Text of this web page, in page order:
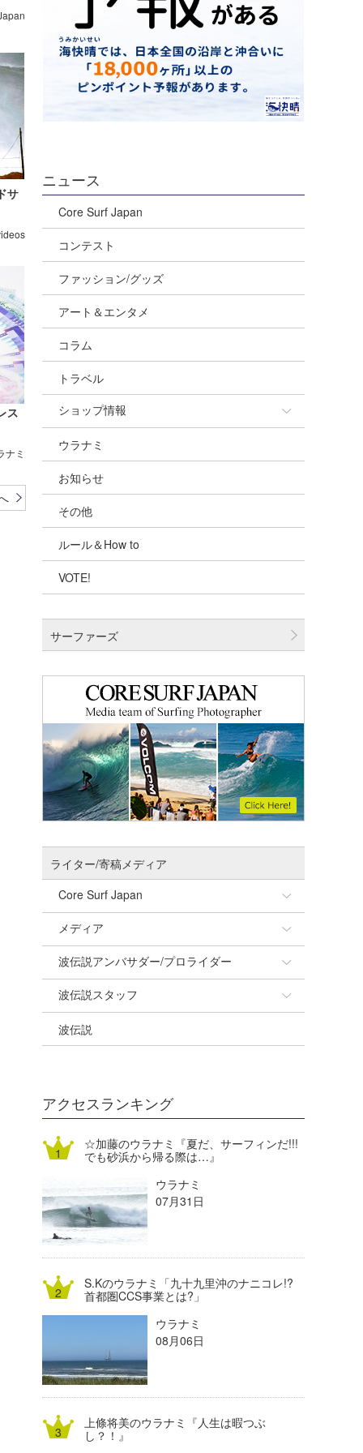
サ
ス
ナミ
ニュース
Core Surf Japan
コンテスト
ファッション/グッズ
アート＆エンタメ
コラム
トラベル
ショップ情報
ショップ情報
湘南
千葉北
伊豆
千葉南
四国
沖縄
ウラナミ
お知らせ
その他
ルール＆How to
VOTE!
サーファーズ
ライター/寄稿メディア
Core Surf Japan
Naoya Kimoto
mitsuteru Kamio
Yasunari Inoue
Yoshiyuki Obata
DELTA FORCE SURF
熊谷素子
メディア
SURFMEDIA
Colors MAGAZINE
WAVAL
波伝説アンバサダー/プロライダー
福島寿実子
中浦“JET”章
進士剛光
植村未来
NOBUFUKU
大野”MAR”修聖
喜納海人
波伝説スタッフ
☆加藤
Aichan
ECE
G◎Da
H
KID
KOBU
MIN
mitz
OYZ
波伝説
アクセスランキング
☆加藤のウラナミ『夏だ、サーフィンだ!!!
でも砂浜から帰る際は…』
ウラナミ
07月31日
S.Kのウラナミ「九十九里沖のナニコレ!?
首都圏CCS事業とは?」
ウラナミ
08月06日
上條将美のウラナミ『人生は暇つぶ
し？！』